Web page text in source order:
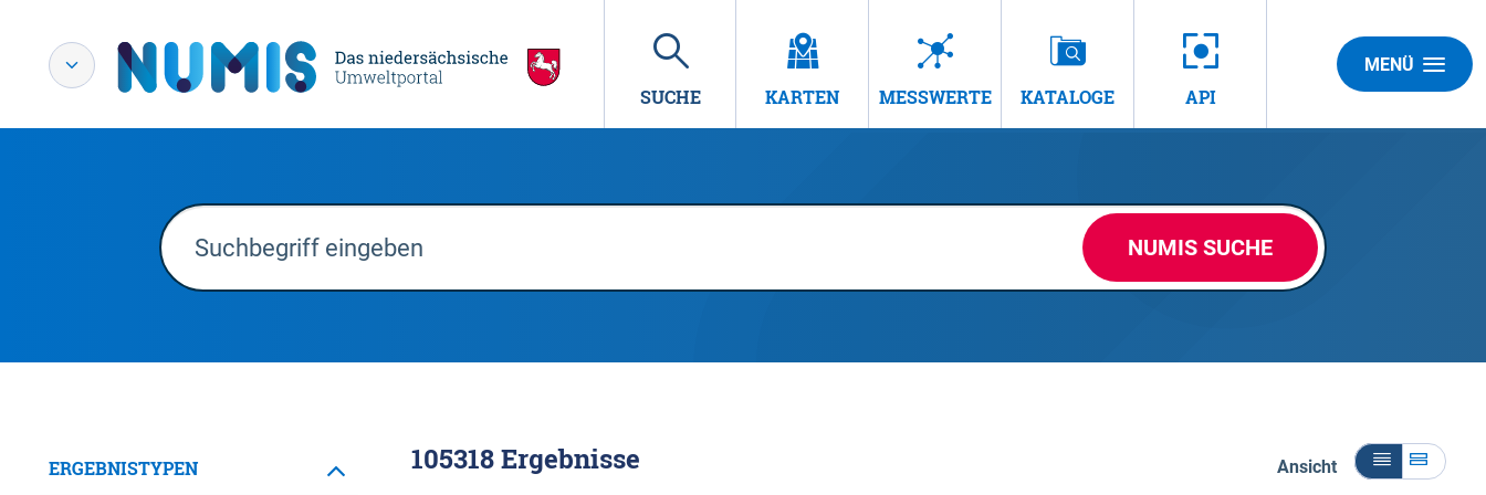
SUCHE KARTEN MESSWERTE KATALOGE API
MENÜ
NUMIS SUCHE
ERGEBNISTYPEN 105318Ergebnisse Ansicht